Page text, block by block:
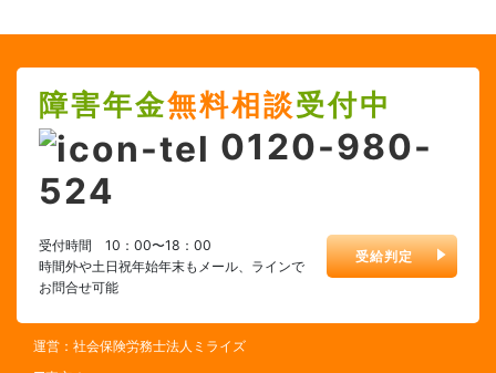
障害年金無料相談受付中
0120-980-
524
受付時間 10：00〜18：00
時間外や土日祝年始年末もメール、ラインで
お問合せ可能
受給判定
運営：社会保険労務士法人ミライズ